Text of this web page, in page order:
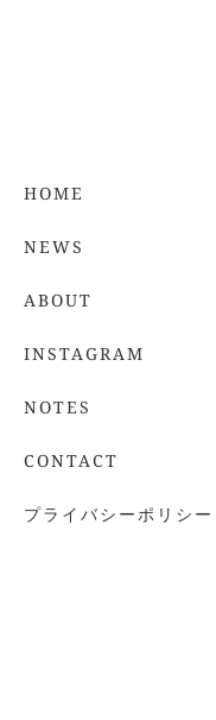
HOME
NEWS
ABOUT
INSTAGRAM
NOTES
CONTACT
プライバシーポリシー